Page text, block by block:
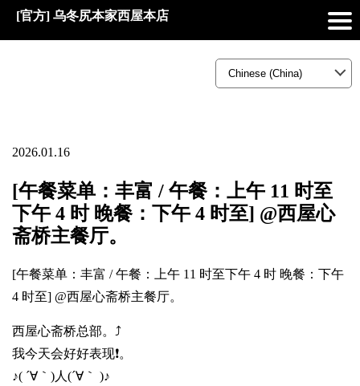
[官方] 乌冬尻本家西屋本店
2026.01.16
[午餐菜单：丰富 / 午餐：上午 11 时至
下午 4 时 晚餐：下午 4 时至] @西屋心
斋桥主餐厅。
[午餐菜单：丰富 / 午餐：上午 11 时至下午 4 时 晚餐：下午
4 时至] @西屋心斋桥主餐厅。
西屋心斋桥总部。⤴️
我今天会好好表现❗。
♪( ´∀｀)人(´∀｀ )♪